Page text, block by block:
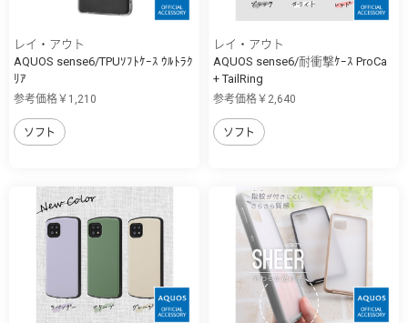
レイ・アウト
AQUOS sense6/TPUｿﾌﾄｹｰｽ ｳﾙﾄﾗｸ
ﾘｱ
参考価格￥1,210
ソフト
レイ・アウト
AQUOS sense6/耐衝撃ｹｰｽ ProCa
+ TailRing
参考価格￥2,640
ソフト